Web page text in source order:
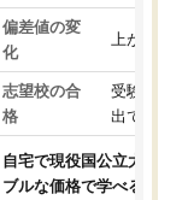
偏差値の変
化
上がった
志望校の合
格
受験して
出ていな
自宅で現役国公立大学生
ブルな価格で学べる